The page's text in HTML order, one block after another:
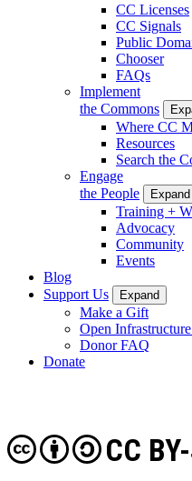
CC Licenses
CC Signals
Public
Chooser
FAQs
Implement
the Commons
Where CC
Resources
Search the
Engage
the People
Expand
Training +
Advocacy
Community
Events
Blog
Support Us
Expand
Make a Gift
Open
Donor FAQ
Donate
CC